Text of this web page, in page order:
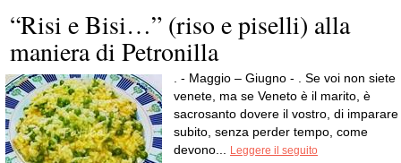
“Risi e Bisi…” (riso e piselli) alla
maniera di Petronilla
. - Maggio – Giugno - . Se voi non siete
venete, ma se Veneto è il marito, è
sacrosanto dovere il vostro, di imparare
subito, senza perder tempo, come
devono...
Leggere il seguito